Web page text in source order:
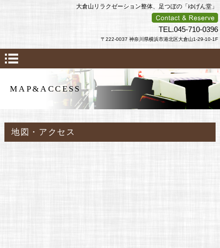
大倉山リラクゼーション整体、足つぼの「ゆげん堂」
TEL.045-710-0396
〒222-0037 神奈川県横浜市港北区大倉山1-29-10-1F
MAP&ACCESS
地図・アクセス